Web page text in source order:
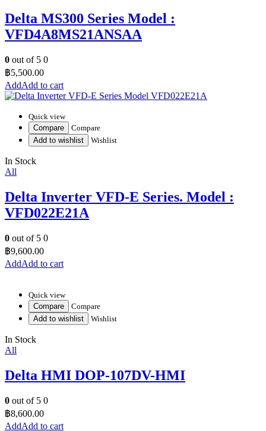
Delta MS300 Series Model :
VFD4A8MS21ANSAA
0 out of 5 0
฿5,500.00
Add to cart
Quick view
Compare
Compare
Add to wishlist
Wishlist
In Stock
All
Delta Inverter VFD-E Series. Model :
VFD022E21A
0 out of 5 0
฿9,600.00
Add to cart
Quick view
Compare
Compare
Add to wishlist
Wishlist
In Stock
All
Delta HMI DOP-107DV-HMI
0 out of 5 0
฿8,600.00
Add to cart